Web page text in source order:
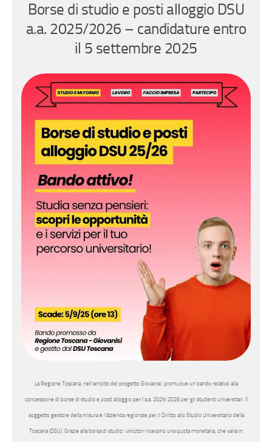
Borse di studio e posti alloggio DSU
a.a. 2025/2026 – candidature entro
il 5 settembre 2025
La Regione Toscana, nell’ambito del progetto Giovanisì, promuove un bando relativo alla
concessione di borse di studio e posti alloggio per l’a.a. 2025/2026 per gli studenti universitari. Il
soggetto gestore della misura è l’Azienda regionale per il Diritto allo Studio Universitario della
Toscana (DSU). Grazie alla borsa di studio i vincitori ricevono una quota monetaria, che varia in